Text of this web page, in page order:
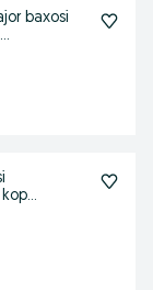
baxosi